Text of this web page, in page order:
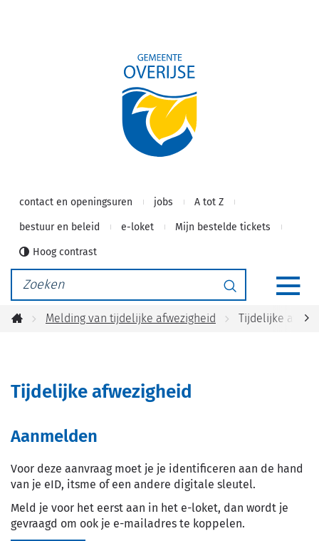
inhoud
contact en openingsuren jobs A tot Z
bestuur en beleid e-loket Mijn bestelde tickets
Hoog contrast
Waarmee
kunnen
jou
Zoeken
Melding van tijdelijke afwezigheid Tijdelijke
Tijdelijke afwezigheid
Aanmelden
Voor deze aanvraag moet je je identificeren aan de hand
van je eID, itsme of een andere digitale sleutel.
Meld je voor het eerst aan in het e-loket, dan wordt je
gevraagd om ook je e-mailadres te koppelen.